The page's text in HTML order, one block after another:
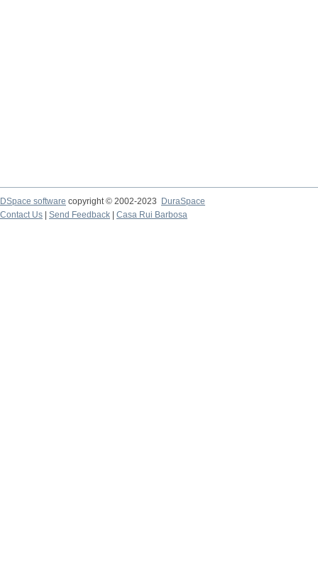
DSpace software copyright © 2002-2023
DuraSpace
Contact Us
Send Feedback Casa Rui Barbosa